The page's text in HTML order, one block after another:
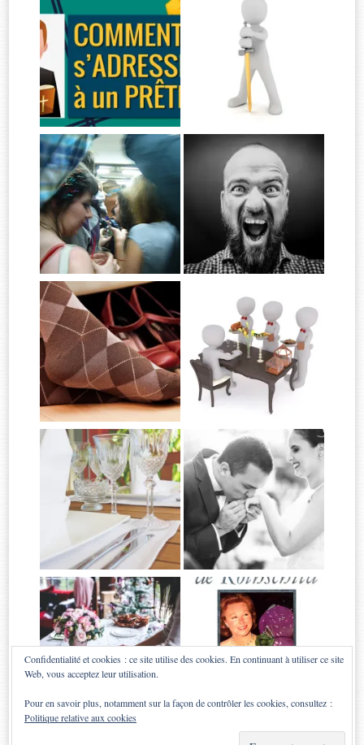
Confidentialité et cookies : ce site utilise des cookies. En continuant à utiliser ce site
Web, vous acceptez leur utilisation.
Pour en savoir plus, notamment sur la façon de contrôler les cookies, consultez :
Politique relative aux cookies